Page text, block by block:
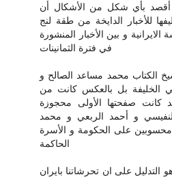
أقصد بأي شكل من الأشكال أن
للأخبار الدايخة من طقة لنج
و بين الأخبار المنشورة
في فترة الثمانينات
الكتاب محمد مساعد الصالح و
الخليفة بل بالعكس كانت من
كانت صفحتها الأولى محجوزة
و أحمد الربعي و محمد
محسوبين على الحكومة و الأسرة
الحاكمة
التدليل على ان تحرشاتنا بايران